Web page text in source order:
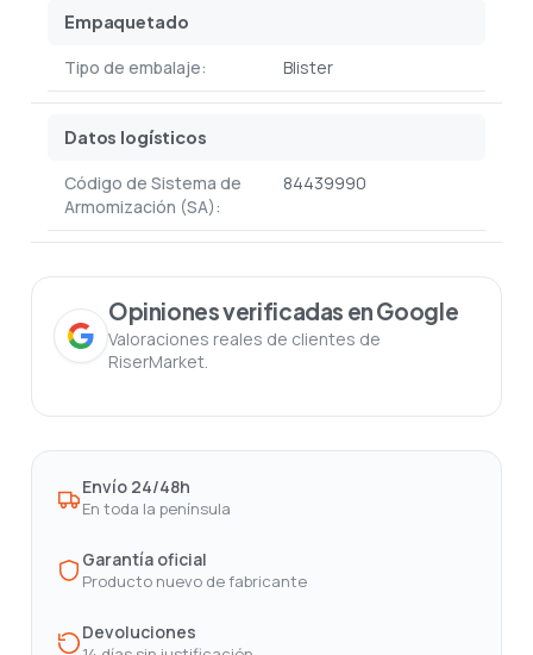
Empaquetado
Tipo de embalaje: Blister
Datos logísticos
Código de Sistema de
Armomización (SA):
84439990
Opiniones verificadas en Google
Valoraciones reales de clientes de
RiserMarket.
Envío 24/48h
En toda la península
Garantía oficial
Producto nuevo de fabricante
Devoluciones